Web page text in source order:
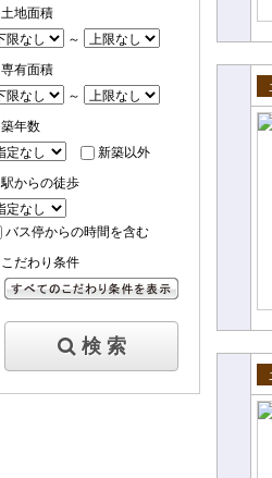
土地面積
～
専有面積
～
築年数
新築以外
駅からの徒歩
バス停からの時間を含む
こだわり条件
検 索